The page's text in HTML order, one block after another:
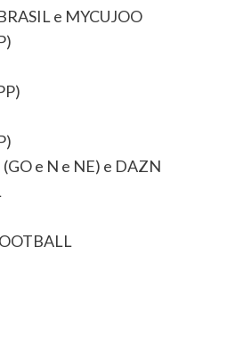
e MYCUJOO
e N e NE) e DAZN